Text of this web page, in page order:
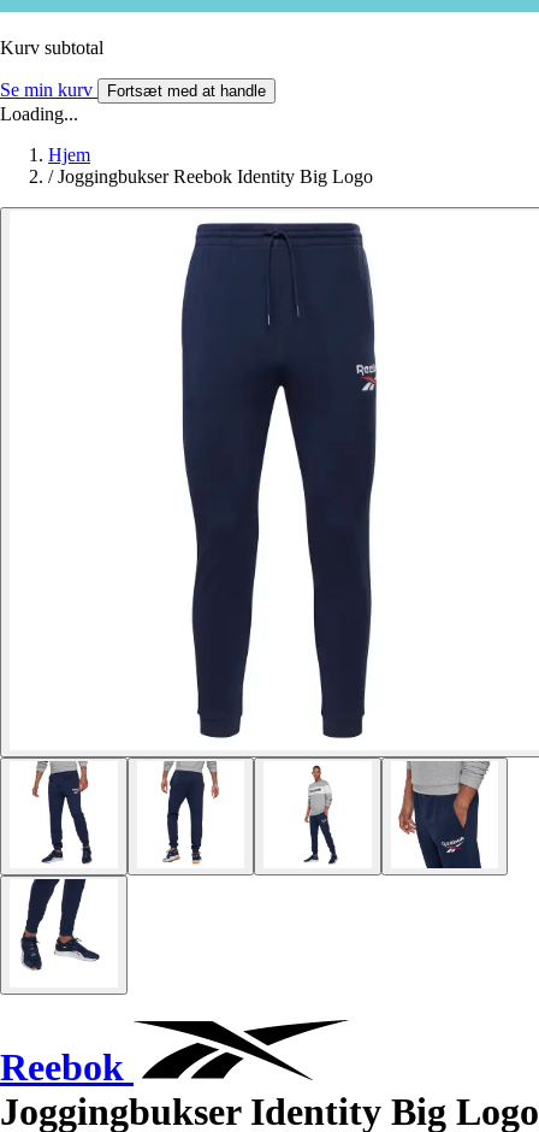
Kurv subtotal
Se min kurv Fortsæt med at handle
Loading...
Hjem
/ Joggingbukser Reebok Identity Big Logo
Reebok
Joggingbukser Identity Big Logo